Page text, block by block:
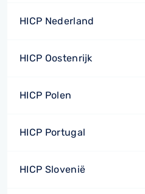
HICP Nederland
HICP Oostenrijk
HICP Polen
HICP Portugal
HICP Slovenië